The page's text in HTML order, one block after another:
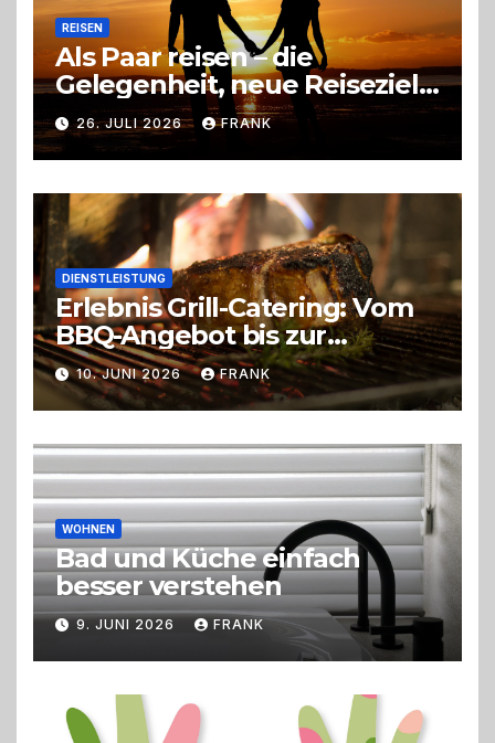
REISEN
Als Paar reisen – die
Gelegenheit, neue Reiseziele
zu entdecken
26. JULI 2026 FRANK
DIENSTLEISTUNG
Erlebnis Grill-Catering: Vom
BBQ-Angebot bis zur
perfekten Eventorganisation
Trend zu Outdoor-Events,
Erlebnisgastronomie und
Live-Cooking
10. JUNI 2026 FRANK
WOHNEN
Bad und Küche einfach
besser verstehen
9. JUNI 2026 FRANK